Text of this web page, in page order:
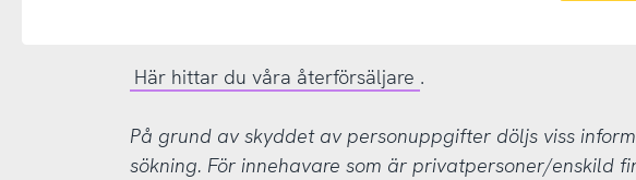
Här hittar du våra återförsäljare .
På grund av skyddet av personuppgifter döljs viss
sökning. För innehavare som är privatpersoner/enskild